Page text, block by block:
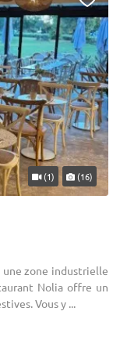
(1) (16)
une zone industrielle
Nolia offre un
Vous y ...